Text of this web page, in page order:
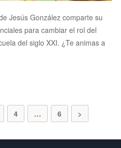
Jesús González comparte su
para cambiar el rol del
del siglo XXI. ¿Te animas a
4 … 6 >